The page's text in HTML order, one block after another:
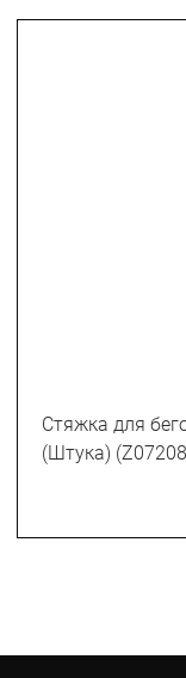
Стяжка для
(Штука)